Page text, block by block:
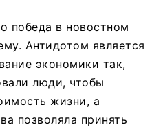
победа в новостном
Антидотом является
экономики так,
люди, чтобы
жизни, а
позволяла принять